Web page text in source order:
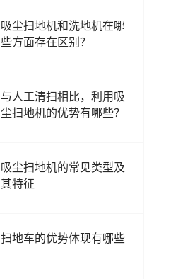
吸尘扫地机和洗地机在哪
些方面存在区别？
与人工清扫相比，利用吸
尘扫地机的优势有哪些？
吸尘扫地机的常见类型及
其特征
扫地车的优势体现有哪些